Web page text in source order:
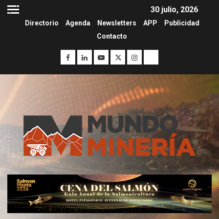
30 julio, 2026
Directorio Agenda Newsletters APP
Publicidad
Contacto